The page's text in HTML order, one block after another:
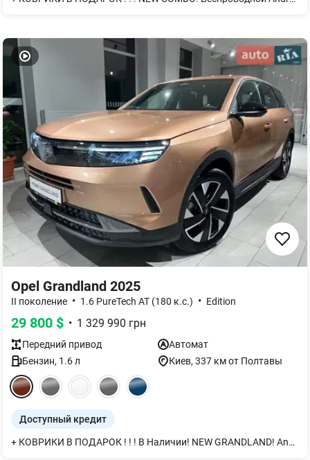
Opel Grandland 2025
II поколение • 1.6 PureTech AT (180 к.с.) • Edition
29 800 $ • 1 329 990 грн
Передний привод
Автомат
Бензин, 1.6л Киев, 337 км от Полтавы
Доступный кредит
+ КОВРИКИ В ПОДАРОК ! ! ! В Наличии! NEW GRANDLAND! Android Auto/Apple Car Play. Новая большая мультимедиа 10" Цифровая панель приборов 10"! Покупай в OPEL VIPOS!!! Будь среди лучших! Приглашаем! Тест-драйв